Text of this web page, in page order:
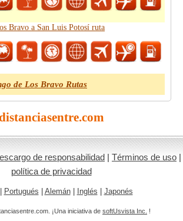
Bravo a San Luis Potosí ruta
de Los Bravo Rutas
de responsabilidad | Términos de uso |
política de privacidad
Portugués Alemán| Inglés Japonés
¡Una iniciativa de softUsvista Inc. !